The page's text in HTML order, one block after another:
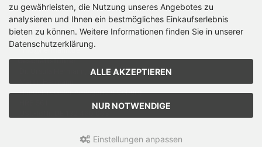
Bürozeiten:
Mo-Do 8.00 bis 16.30 Uhr
Fr 8.00 bis 12.30 Uhr
+49 (0) 09561 85900
info@hermann.de
Geschäftsführer
Martin Hermann
Handelsregister Amtsgericht Coburg
zu gewährleisten, die Nutzung unseres Angebotes zu
analysieren und Ihnen ein bestmögliches Einkaufserlebnis
bieten zu können. Weitere Informationen finden Sie in unserer
Datenschutzerklärung.
ALLE AKZEPTIEREN
NUR NOTWENDIGE
Einstellungen anpassen